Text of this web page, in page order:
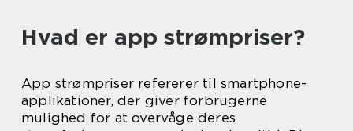
Hvad er app strømpriser?
App strømpriser refererer til smartphone-
applikationer, der giver forbrugerne
mulighed for at overvåge deres